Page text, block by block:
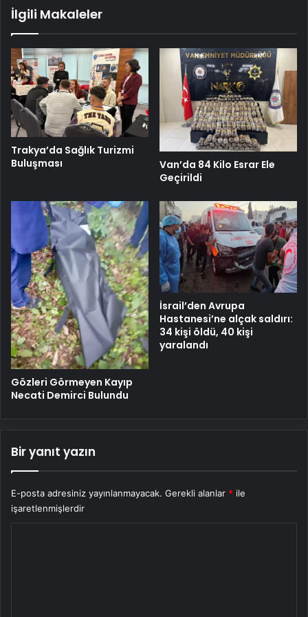
İlgili Makaleler
Trakya’da Sağlık Turizmi
Buluşması
Van’da 84 Kilo Esrar Ele
Geçirildi
Gözleri Görmeyen Kayıp
Necati Demirci Bulundu
İsrail’den Avrupa
Hastanesi’ne alçak saldırı:
34 kişi öldü, 40 kişi
yaralandı
Bir yanıt yazın
E-posta adresiniz yayınlanmayacak. Gerekli alanlar * ile
işaretlenmişlerdir